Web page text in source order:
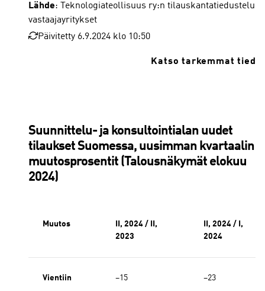
Lähde: Teknologiateollisuus ry:n tilauskantatiedustelun
vastaajayritykset
Päivitetty 6.9.2024 klo 10:50
Katso tarkemmat tiedot
Suunnittelu- ja konsultointialan uudet
tilaukset Suomessa, uusimman kvartaalin
muutosprosentit (Talousnäkymät elokuu
2024)
Muutos
II, 2024 / II,
2023
II, 2024 / I,
2024
Vientiin −15 −23